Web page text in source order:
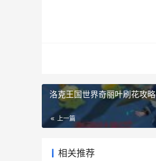
洛克王国世界奇丽叶刷花攻略
上一篇
相关推荐